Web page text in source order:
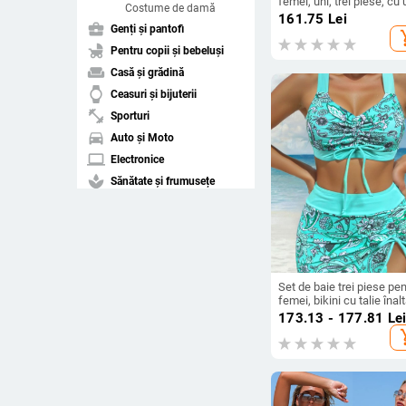
Costume de damă
business_center Genți și pantofi
child_friendly Pentru copii și bebeluși
weekend Casă și grădină
watch Ceasuri și bijuterii
fitness_center Sporturi
directions_car Auto și Moto
laptop Electronice
spa Sănătate și frumusețe
umăr, spate decupat,
poliester
161.75 Lei
Set de baie trei piese
femei, bikini cu talie
șnur, fără bretele, cu
la bust, din poliester
căptușeală 15%,
173.13 - 177.81 Lei